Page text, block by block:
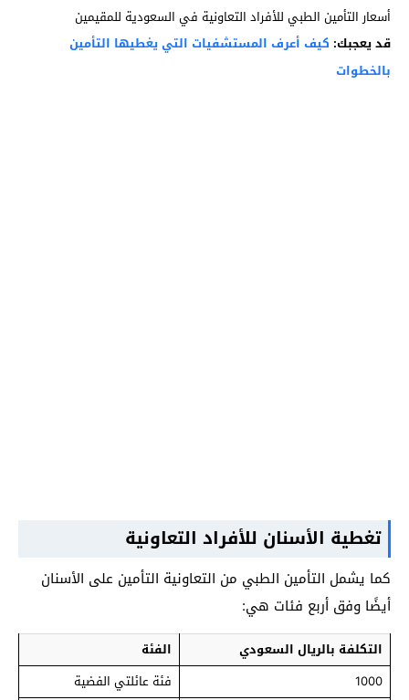
أسعار التأمين الطبي للأفراد التعاونية في السعودية للمقيمين
قد يعجبك: كيف أعرف المستشفيات التي يغطيها التأمين
بالخطوات
تغطية الأسنان للأفراد التعاونية
كما يشمل التأمين الطبي من التعاونية التأمين على الأسنان
أيضًا وفق أربع فئات هي:
التكلفة بالريال السعودي
الفئة
1000
فئة عائلتي الفضية